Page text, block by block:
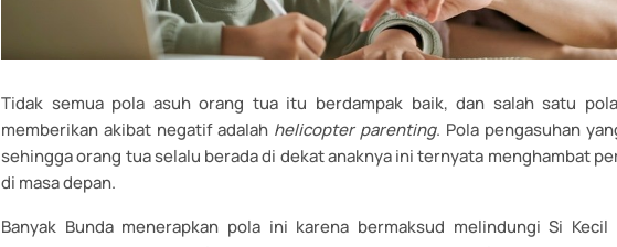
Tidak semua pola asuh orang tua itu berdampak baik, dan salah satu
memberikan akibat negatif adalah helicopter parenting. Pola pengasuhan
sehingga orang tua selalu berada di dekat anaknya ini ternyata menghambat
di masa depan.
Banyak Bunda menerapkan pola ini karena bermaksud melindungi Si